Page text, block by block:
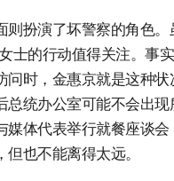
扮演了坏警察的角色。
士的行动值得关注。事
时，金惠京就是这种
统办公室可能不会出现
体代表举行就餐座谈
也不能离得太远。